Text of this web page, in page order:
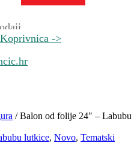
->
/ Balon od folije 24″ – Labubu
lutkice, Novo, Tematski